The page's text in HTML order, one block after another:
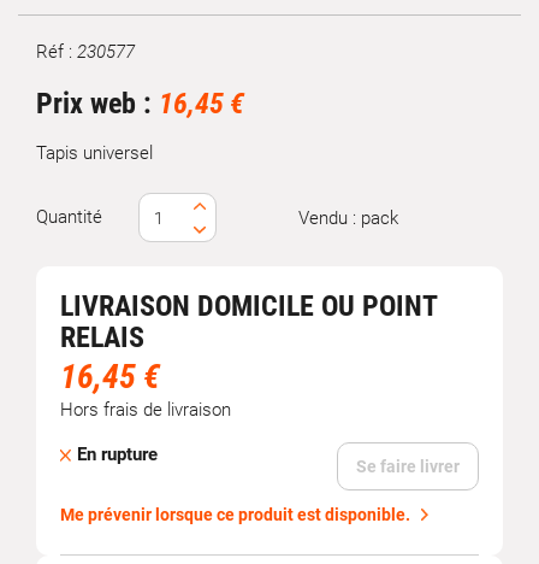
Marque
Réf : 230577
Prix web : 16,45 €
Tapis universel
Quantité Vendu : pack
LIVRAISON DOMICILE OU POINT
RELAIS
16,45 €
Hors frais de livraison
En rupture
Se faire livrer
Me prévenir lorsque ce produit est disponible.